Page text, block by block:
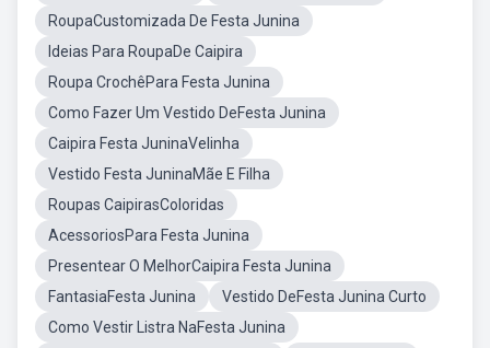
RoupaCustomizada De Festa Junina
Ideias Para RoupaDe Caipira
Roupa CrochêPara Festa Junina
Como Fazer Um Vestido DeFesta Junina
Caipira Festa JuninaVelinha
Vestido Festa JuninaMãe E Filha
Roupas CaipirasColoridas
AcessoriosPara Festa Junina
Presentear O MelhorCaipira Festa Junina
FantasiaFesta Junina
Vestido DeFesta Junina Curto
Como Vestir Listra NaFesta Junina